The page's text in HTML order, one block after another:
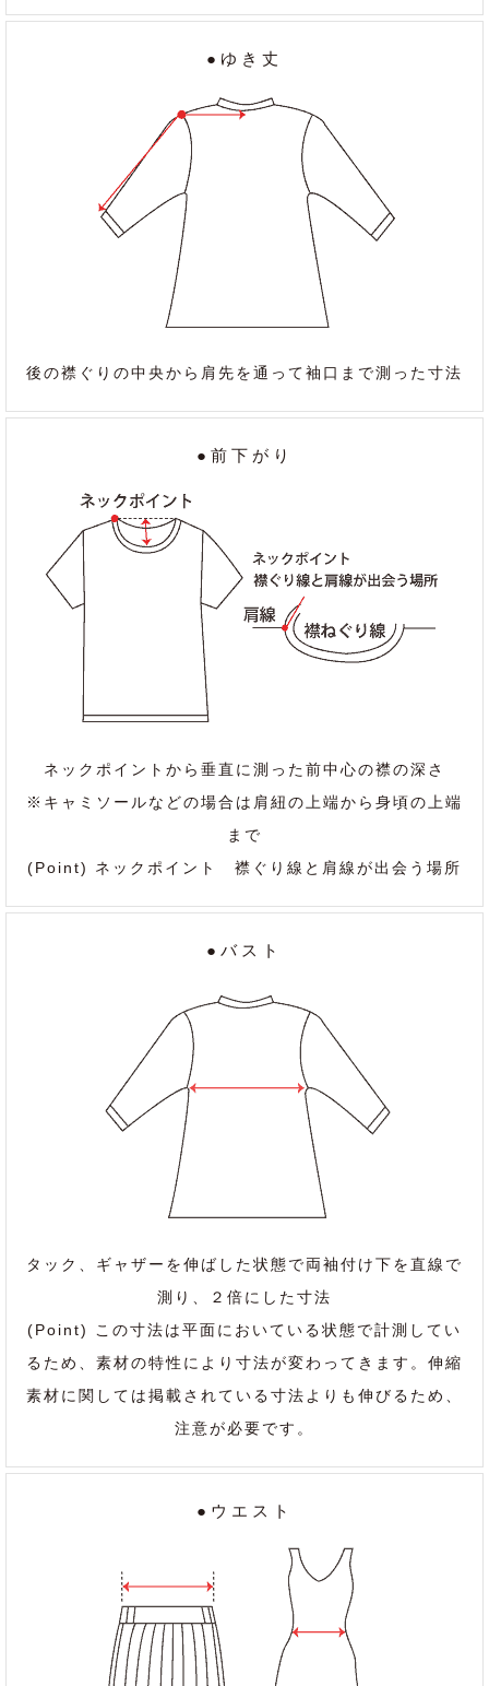
●ゆき丈
後の襟ぐりの中央から肩先を通って袖口まで測った寸法
●前下がり
ネックポイントから垂直に測った前中心の襟の深さ
※キャミソールなどの場合は肩紐の上端から身頃の上端
まで
(Point) ネックポイント 襟ぐり線と肩線が出会う場所
●バスト
タック、ギャザーを伸ばした状態で両袖付け下を直線で
測り、２倍にした寸法
(Point) この寸法は平面においている状態で計測してい
るため、素材の特性により寸法が変わってきます。伸縮
素材に関しては掲載されている寸法よりも伸びるため、
注意が必要です。
●ウエスト